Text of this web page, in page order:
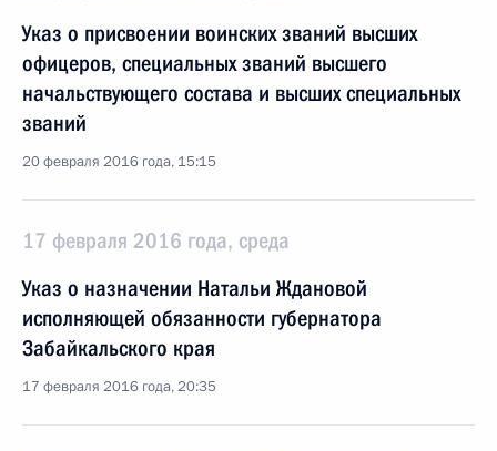
Указ о присвоении воинских званий высших
офицеров, специальных званий высшего
начальствующего состава и высших специальных
званий
20 февраля 2016 года, 15:15
17 февраля 2016 года, среда
Указ о назначении Натальи Ждановой
исполняющей обязанности губернатора
Забайкальского края
17 февраля 2016 года, 20:35